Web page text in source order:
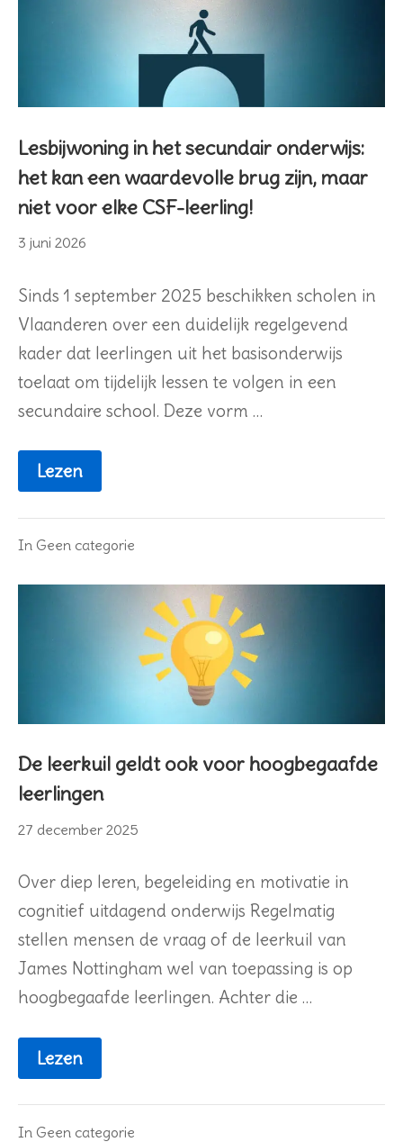
Lesbijwoning in het secundair onderwijs:
het kan een waardevolle brug zijn, maar
niet voor elke CSF-leerling!
3 juni 2026
2026
Sinds 1 september 2025 beschikken scholen in
Vlaanderen over een duidelijk regelgevend
kader dat leerlingen uit het basisonderwijs
toelaat om tijdelijk lessen te volgen in een
secundaire school. Deze vorm …
Lezen
In Geen categorie
De leerkuil geldt ook voor hoogbegaafde
leerlingen
27 december 2025
2025
Over diep leren, begeleiding en motivatie in
cognitief uitdagend onderwijs Regelmatig
stellen mensen de vraag of de leerkuil van
James Nottingham wel van toepassing is op
hoogbegaafde leerlingen. Achter die …
Lezen
In Geen categorie